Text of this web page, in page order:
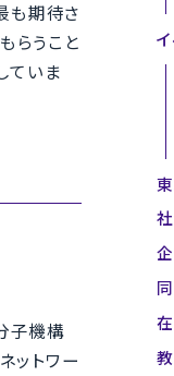
も期待さ
らうこと
ていま
子機構
ットワー